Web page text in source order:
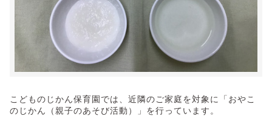
こどものじかん保育園では、近隣のご家庭を対象に「おやこ
のじかん（親子のあそび活動）」を行っています。